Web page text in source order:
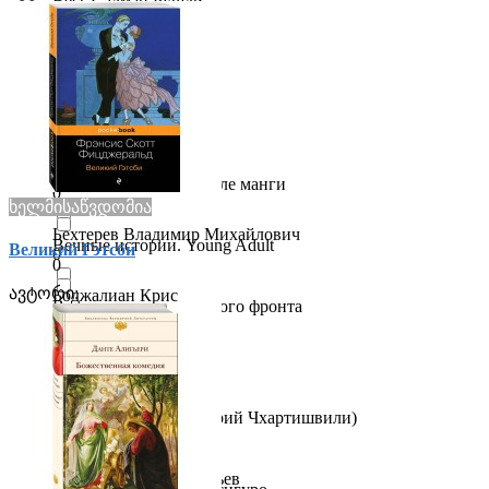
0
Бернар Вербер
0
Бернард Шоу
0
Бертран Рассел
0
Бехтерев Владимир Михайлович
0
Боджалиан Крис
0
Бойе Карин
0
Борис Акунин (Григорий Чхартишвили)
Борис Львович Васильев
0
Весь Умберто Эко
0
Весь(гигант)
0
Вечная классика в стиле манги
0
Вечные истории. Young Adult
0
Возвращение с западного фронта
0
Воздушный народ
0
Все в одном томе
ხელმისაწვდომია
Великий Гэтсби
ავტორი: